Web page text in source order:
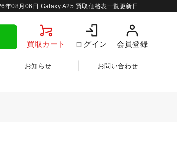
年08月06日 Galaxy A25 買取価格表一覧更新日
買取カート ログイン 会員登録
お知らせ お問い合わせ